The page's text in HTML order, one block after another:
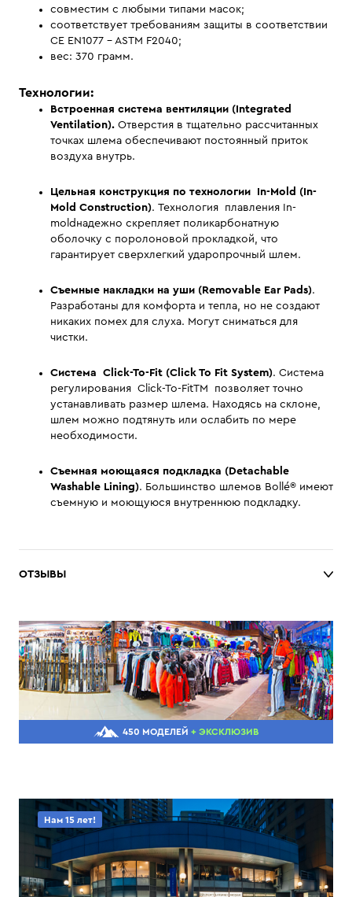
совместим с любыми типами масок;
соответствует требованиям защиты в соответствии
CE EN1077 - ASTM F2040;
вес: 370 грамм.
Технологии:
Встроенная система вентиляции (Integrated
Ventilation). Отверстия в тщательно рассчитанных
точках шлема обеспечивают постоянный приток
воздуха внутрь.
Цельная конструкция по технологии In-Mold (In-
Mold Construction). Технология плавления In-
moldнадежно скрепляет поликарбонатную
оболочку с поролоновой прокладкой, что
гарантирует сверхлегкий ударопрочный шлем.
Съемные накладки на уши (Removable Ear Pads).
Разработаны для комфорта и тепла, но не создают
никаких помех для слуха. Могут сниматься для
чистки.
Система Click-To-Fit (Click To Fit System). Система
регулирования Click-To-FitTM позволяет точно
устанавливать размер шлема. Находясь на склоне,
шлем можно подтянуть или ослабить по мере
необходимости.
Съемная моющаяся подкладка (Detachable
Washable Lining). Большинство шлемов Bollé® имеют
съемную и моющуюся внутреннюю подкладку.
ОТЗЫВЫ
450 МОДЕЛЕЙ + ЭКСКЛЮЗИВ
Нам 15 лет!